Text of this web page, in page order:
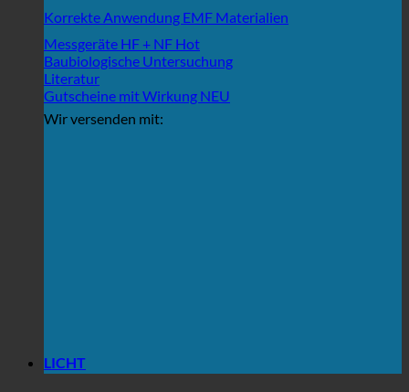
Korrekte Anwendung EMF Materialien
Messgeräte HF + NF
Baubiologische Untersuchung
Literatur
Gutscheine mit Wirkung
Wir versenden mit:
LICHT